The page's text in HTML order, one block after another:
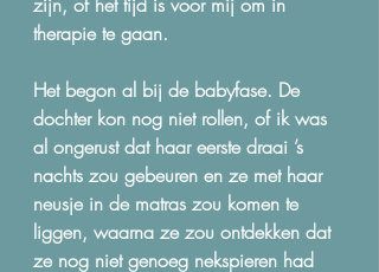
therapie te gaan.
Het begon al bij de babyfase. De
dochter kon nog niet rollen, of ik was
al ongerust dat haar eerste draai ’s
nachts zou gebeuren en ze met haar
neusje in de matras zou komen te
liggen, waarna ze zou ontdekken dat
ze nog niet genoeg nekspieren had